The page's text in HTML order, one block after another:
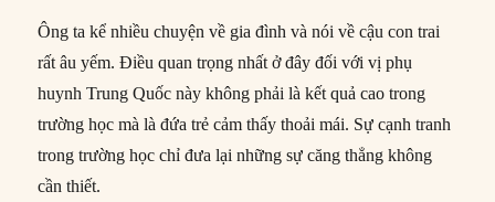
Ông ta kể nhiều chuyện về gia đình và nói về cậu con trai
rất âu yếm. Điều quan trọng nhất ở đây đối với vị phụ
huynh Trung Quốc này không phải là kết quả cao trong
trường học mà là đứa trẻ cảm thấy thoải mái. Sự cạnh tranh
trong trường học chỉ đưa lại những sự căng thẳng không
cần thiết.